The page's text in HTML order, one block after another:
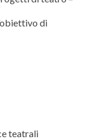
di
teatrali